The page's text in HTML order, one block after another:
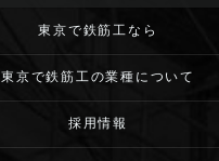
東京で鉄筋工なら
東京で鉄筋工の業種について
採用情報